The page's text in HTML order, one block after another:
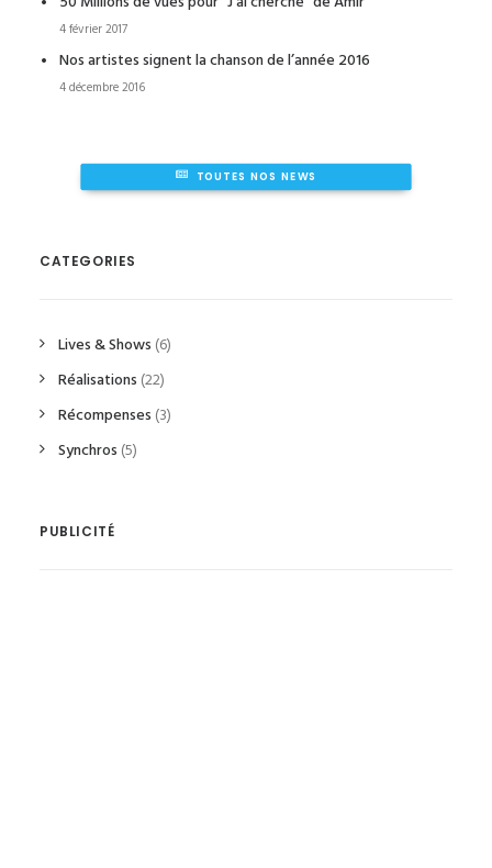
4 février 2017
Nos artistes signent la chanson de l’année 2016
4 décembre 2016
TOUTES NOS NEWS
CATEGORIES
Lives & Shows (6)
Réalisations (22)
Récompenses (3)
Synchros (5)
PUBLICITÉ